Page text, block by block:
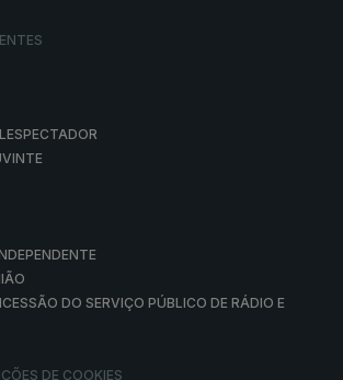
DO SERVIÇO PÚBLICO DE RÁDIO E
DE COOKIES